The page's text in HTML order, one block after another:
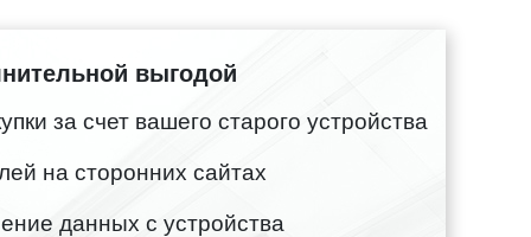
выгодой
за счет вашего старого устройства
на сторонних сайтах
данных с устройства